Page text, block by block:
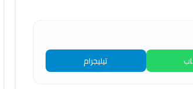
تيليجرام